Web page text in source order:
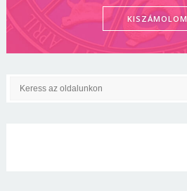
KISZÁMOLOM